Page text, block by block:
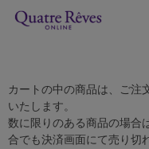
カートの中の商品は、ご注
いたします。
数に限りのある商品の場合
合でも決済画面にて売り切